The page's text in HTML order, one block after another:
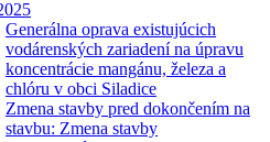
Generálna oprava existujúcich
vodárenských zariadení na úpravu
koncentrácie mangánu, železa a
chlóru v obci Siladice
Zmena stavby pred dokončením na
stavbu: Zmena stavby